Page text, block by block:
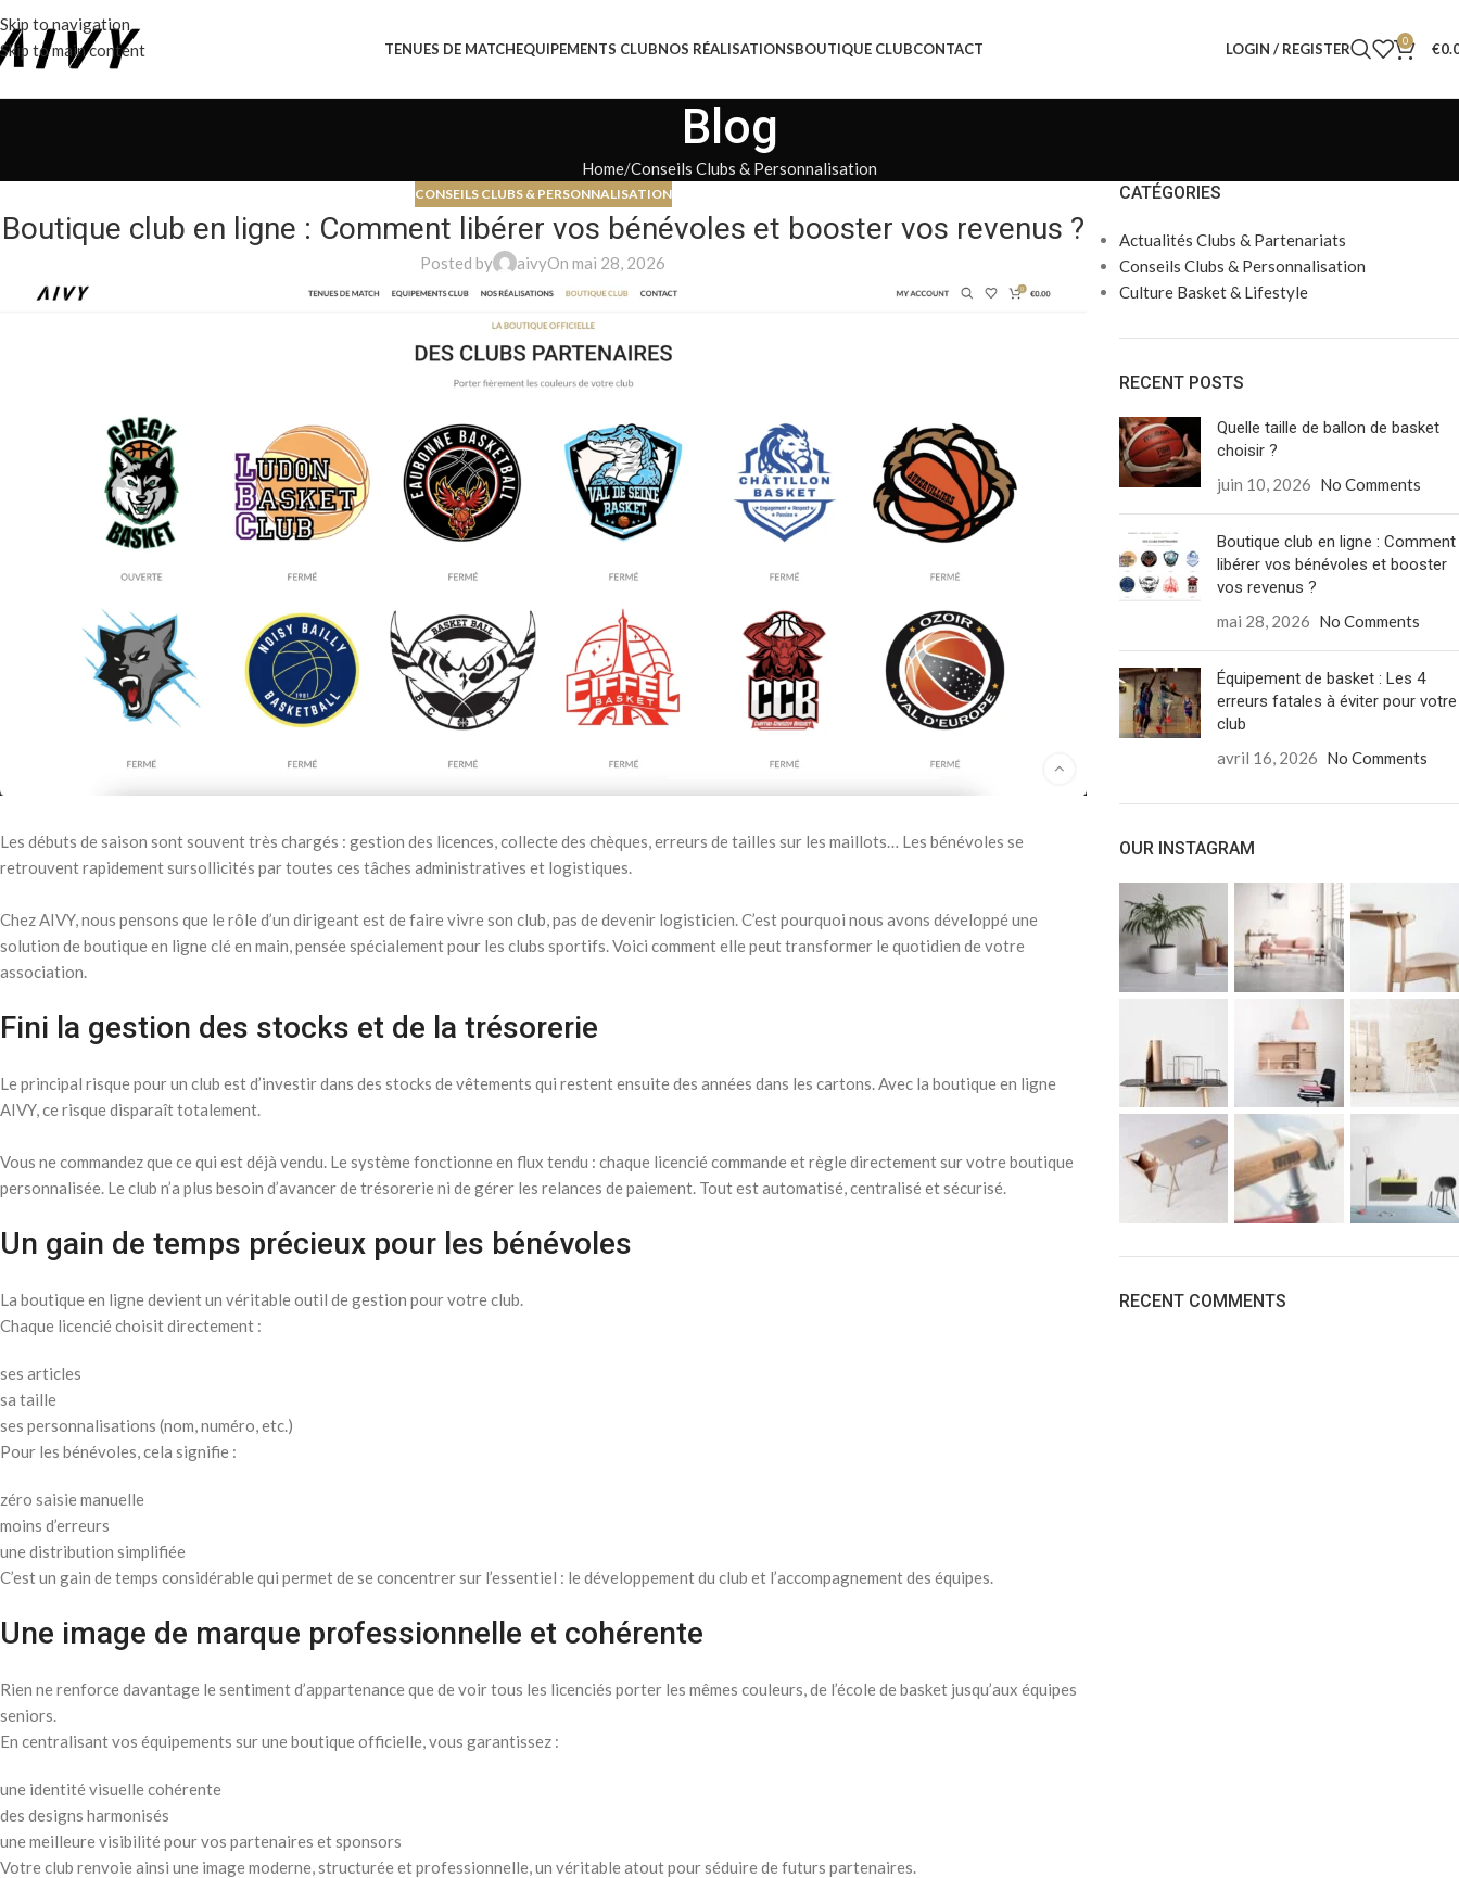
Skip to navigation
Skip to main content
TENUES DE MATCHEQUIPEMENTS CLUBNOS RÉALISATIONSBOUTIQUE CLUBCONTACT LOGIN / REGISTER 0 €
Blog
Home Conseils Clubs & Personnalisation
CONSEILS CLUBS & PERSONNALISATION
Boutique club en ligne : Comment libérer vos bénévoles et booster vos revenus ?
Posted by aivyOn mai 28, 2026
Les débuts de saison sont souvent très chargés : gestion des licences, collecte des chèques, erreurs de tailles sur les maillots… Les bénévoles se
retrouvent rapidement sursollicités par toutes ces tâches administratives et logistiques.
Chez AIVY, nous pensons que le rôle d’un dirigeant est de faire vivre son club, pas de devenir logisticien. C’est pourquoi nous avons développé une
solution de boutique en ligne clé en main, pensée spécialement pour les clubs sportifs. Voici comment elle peut transformer le quotidien de votre
association.
Fini la gestion des stocks et de la trésorerie
Le principal risque pour un club est d’investir dans des stocks de vêtements qui restent ensuite des années dans les cartons. Avec la boutique en ligne
AIVY, ce risque disparaît totalement.
Vous ne commandez que ce qui est déjà vendu. Le système fonctionne en flux tendu : chaque licencié commande et règle directement sur votre boutique
personnalisée. Le club n’a plus besoin d’avancer de trésorerie ni de gérer les relances de paiement. Tout est automatisé, centralisé et sécurisé.
Un gain de temps précieux pour les bénévoles
La boutique en ligne devient un véritable outil de gestion pour votre club.
Chaque licencié choisit directement :
ses articles
sa taille
ses personnalisations (nom, numéro, etc.)
Pour les bénévoles, cela signifie :
zéro saisie manuelle
moins d’erreurs
une distribution simplifiée
C’est un gain de temps considérable qui permet de se concentrer sur l’essentiel : le développement du club et l’accompagnement des équipes.
Une image de marque professionnelle et cohérente
Rien ne renforce davantage le sentiment d’appartenance que de voir tous les licenciés porter les mêmes couleurs, de l’école de basket jusqu’aux équipes
seniors.
En centralisant vos équipements sur une boutique officielle, vous garantissez :
une identité visuelle cohérente
des designs harmonisés
une meilleure visibilité pour vos partenaires et sponsors
Votre club renvoie ainsi une image moderne, structurée et professionnelle, un véritable atout pour séduire de futurs partenaires.
CATÉGORIES
Actualités Clubs & Partenariats
Conseils Clubs & Personnalisation
Culture Basket & Lifestyle
RECENT POSTS
Quelle taille de ballon de basket
choisir ?
juin 10, 2026 No Comments
Boutique club en ligne : Comment
libérer vos bénévoles et booster
vos revenus ?
mai 28, 2026 No Comments
Équipement de basket : Les 4
erreurs fatales à éviter pour votre
club
avril 16, 2026 No Comments
OUR INSTAGRAM
RECENT COMMENTS